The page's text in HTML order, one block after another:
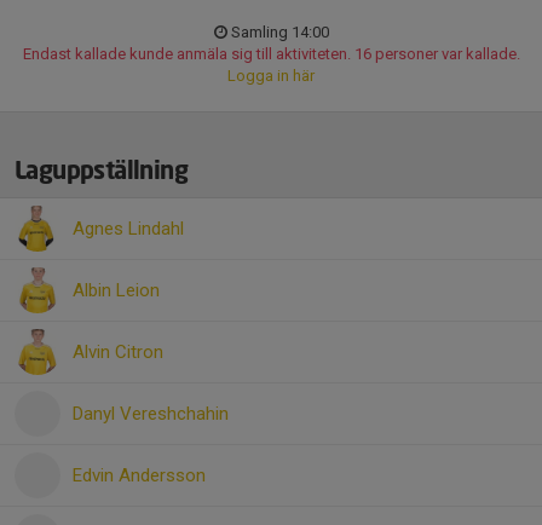
Samling 14:00
Endast kallade kunde anmäla sig till aktiviteten. 16 personer var kallade.
Logga in här
Laguppställning
Agnes Lindahl
Albin Leion
Alvin Citron
Danyl Vereshchahin
Edvin Andersson